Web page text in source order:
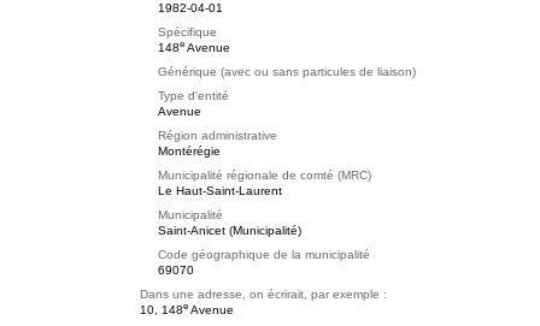
1982-04-01
Spécifique
148e Avenue
Générique (avec ou sans particules de liaison)
Type d'entité
Avenue
Région administrative
Montérégie
Municipalité régionale de comté (MRC)
Le Haut-Saint-Laurent
Municipalité
Saint-Anicet (Municipalité)
Code géographique de la municipalité
69070
Dans une adresse, on écrirait, par exemple :
10, 148e Avenue